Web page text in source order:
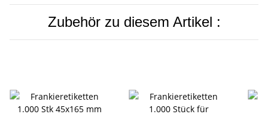
Zubehör zu diesem Artikel :